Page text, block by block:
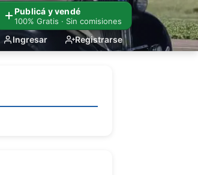
Publicá y vendé
100% Gratis · Sin comisiones
Ingresar Registrarse